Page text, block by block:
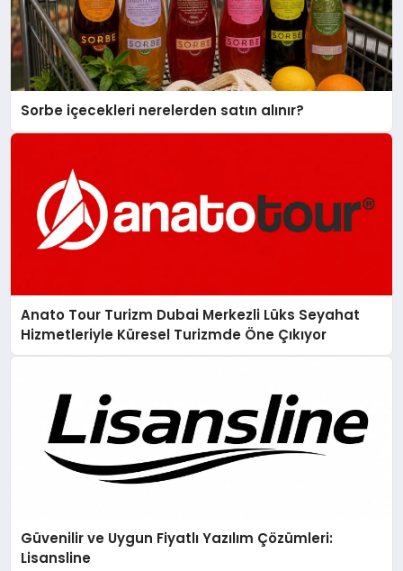
Sorbe içecekleri nerelerden satın alınır?
Anato Tour Turizm Dubai Merkezli Lüks Seyahat
Hizmetleriyle Küresel Turizmde Öne Çıkıyor
Güvenilir ve Uygun Fiyatlı Yazılım Çözümleri:
Lisansline